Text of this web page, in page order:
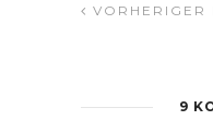
VORHERIGER
9